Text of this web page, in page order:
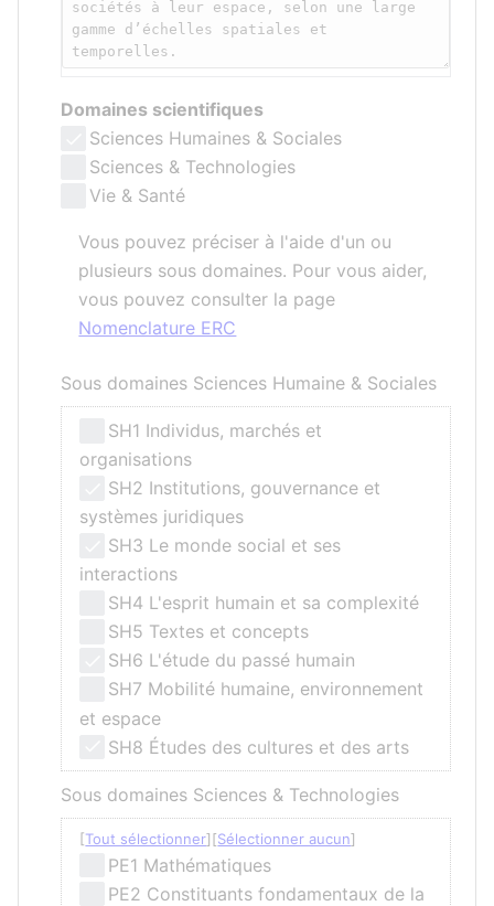
Domaines scientifiques
Sciences Humaines & Sociales
Sciences & Technologies
Vie & Santé
Vous pouvez préciser à l'aide d'un ou
plusieurs sous domaines. Pour vous aider,
vous pouvez consulter la page
Nomenclature ERC
Sous domaines Sciences Humaine & Sociales
SH1 Individus, marchés et
organisations
SH2 Institutions, gouvernance et
systèmes juridiques
SH3 Le monde social et ses
interactions
SH4 L'esprit humain et sa complexité
SH5 Textes et concepts
SH6 L'étude du passé humain
SH7 Mobilité humaine, environnement
et espace
SH8 Études des cultures et des arts
Sous domaines Sciences & Technologies
Tout sélectionner Sélectionner aucun
PE1 Mathématiques
PE2 Constituants fondamentaux de la